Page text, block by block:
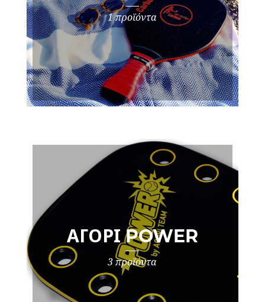
1 προϊόντα
ΑΓΌΡΙ POWER
3 προϊόντα